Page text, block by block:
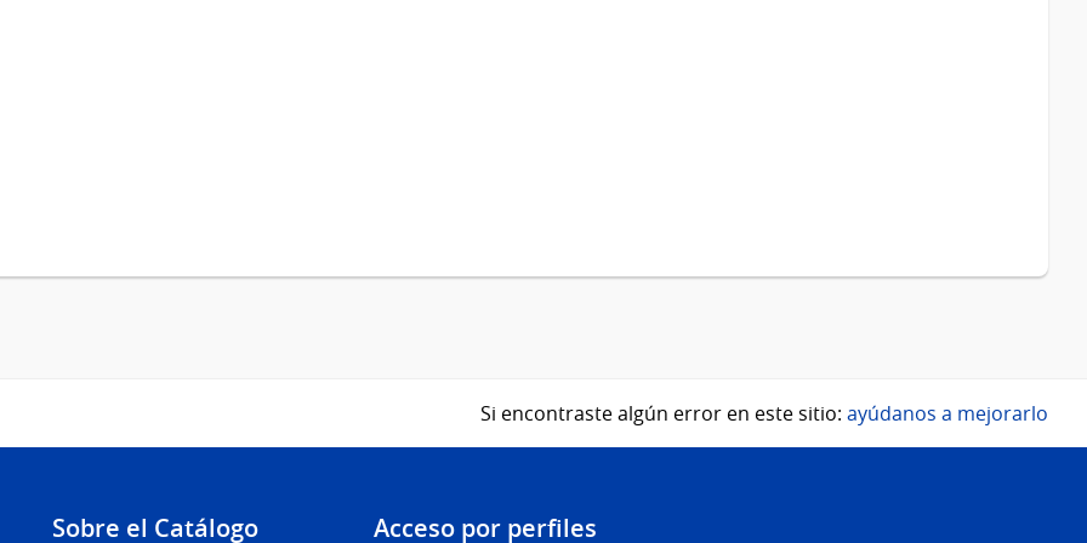
Si encontraste algún error en este sitio: ayúdanos a mejorarlo
Sobre el Catálogo Acceso por perfiles